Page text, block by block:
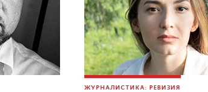
ЖУРНАЛИСТИКА: РЕВИЗИЯ